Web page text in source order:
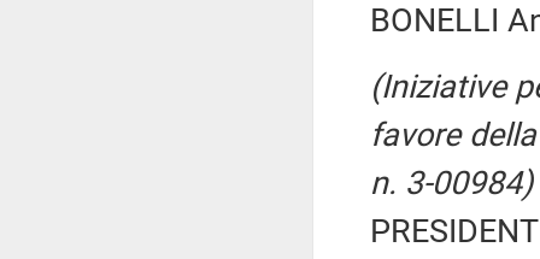
BONELLI
(Iniziative
favore
n. 3-00984)